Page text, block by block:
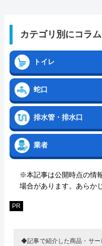
カテゴリ別にコラ
トイレ
蛇口
排水管・排水口
業者
※本記事は公開時点の情
場合があります。あらか
PR
◆記事で紹介した商品・サー